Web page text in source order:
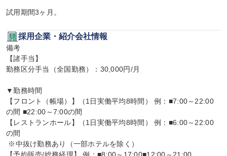
試用期間3ヶ月。
採用企業・紹介会社情報
備考
【諸手当】
勤務区分手当（全国勤務）：30,000円/月
▼勤務時間
【フロント（帳場）】（1日実働平均8時間） 例：■7:00～22:00
の間 ■22:00～7:00の間
【レストランホール】（1日実働平均8時間） 例：■6:00～22:00
の間